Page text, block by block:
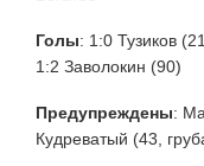
Голы: 1:0 Тузиков
1:2 Заволокин (90)
Предупреждены:
Кудреватый (43,